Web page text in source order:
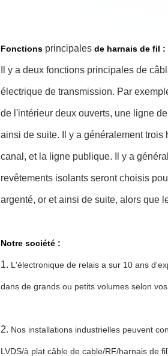
Fonctions principales de harnais de fil :
Il y a deux fonctions principales de
électrique de transmission. Par
de l'intérieur deux ouverts, une ligne
ainsi de suite. Il y a généralement
canal, et la ligne publique. Il y a
revêtements isolants seront choisis
argenté, or et ainsi de suite, alors que
Notre société :
1. L'électronique de relais a sur 10 ans
dans de grands ou petits volumes selon vos
2. Nos installations industrielles peuvent
LVDS/à plat câble de cable/RF/harnais de